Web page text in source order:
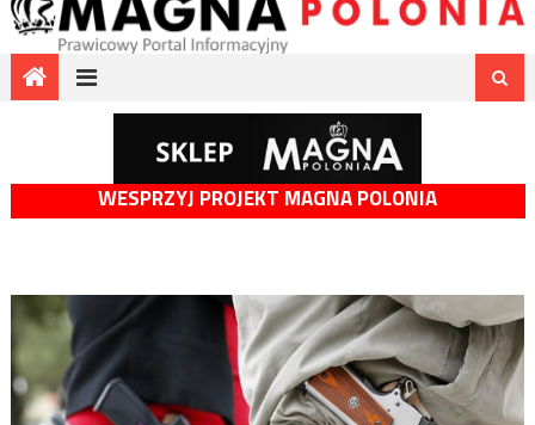
WESPRZYJ PROJEKT MAGNA POLONIA